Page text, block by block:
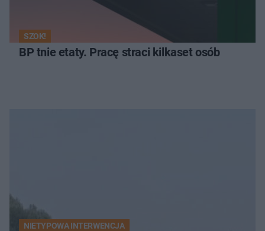
SZOK!
BP tnie etaty. Pracę straci kilkaset osób
NIETYPOWA INTERWENCJA